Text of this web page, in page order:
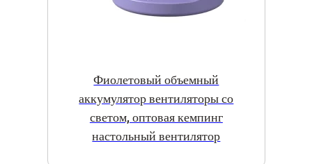
Фиолетовый объемный
аккумулятор вентиляторы со
светом, оптовая кемпинг
настольный вентилятор